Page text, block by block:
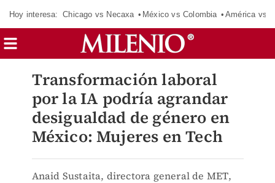
Hoy interesa: Chicago vs Necaxa México vs Colombia América vs
Transformación laboral
por la IA podría agrandar
desigualdad de género en
México: Mujeres en Tech
Anaid Sustaita, directora general de MET,